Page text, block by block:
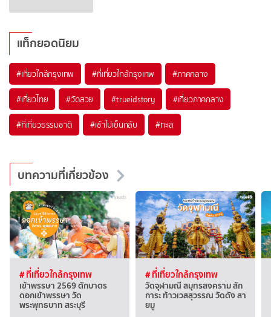
แท็กยอดนิยม
#เที่ยวใกล้กรุงเทพ #ที่เที่ยวใกล้กรุงเทพ #ภาคกลาง
#เที่ยวไทย #วัดสวย #trueidstory #เที่ยวภาคกลาง
#ที่เที่ยวธรรมชาติ #เช้าไปเย็นกลับ #ทะเล
บทความที่เกี่ยวข้อง
# ที่เที่ยวใกล้กรุงเทพ
เข้าพรรษา 2569 ตักบาตร
ดอกเข้าพรรษา วัด
พระพุทธบาท สระบุรี
# ที่เที่ยวใกล้กรุงเทพ
วัดจุฬามณี สมุทรสงคราม สัก
การะ ท้าวเวสสุวรรณ วัดดัง สา
ยมู